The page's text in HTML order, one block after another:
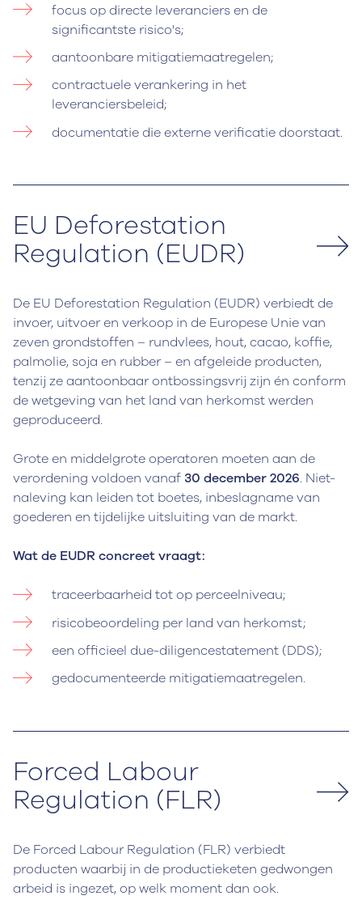
focus op directe leveranciers en de
significantste risico's;
aantoonbare mitigatiemaatregelen;
contractuele verankering in het
leveranciersbeleid;
documentatie die externe verificatie doorstaat.
EU Deforestation
Regulation (EUDR)
De EU Deforestation Regulation (EUDR) verbiedt de
invoer, uitvoer en verkoop in de Europese Unie van
zeven grondstoffen – rundvlees, hout, cacao, koffie,
palmolie, soja en rubber – en afgeleide producten,
tenzij ze aantoonbaar ontbossingsvrij zijn én conform
de wetgeving van het land van herkomst werden
geproduceerd.
Grote en middelgrote operatoren moeten aan de
verordening voldoen vanaf 30 december 2026. Niet-
naleving kan leiden tot boetes, inbeslagname van
goederen en tijdelijke uitsluiting van de markt.
Wat de EUDR concreet vraagt:
traceerbaarheid tot op perceelniveau;
risicobeoordeling per land van herkomst;
een officieel due-diligencestatement (DDS);
gedocumenteerde mitigatiemaatregelen.
Forced Labour
Regulation (FLR)
De Forced Labour Regulation (FLR) verbiedt
producten waarbij in de productieketen gedwongen
arbeid is ingezet, op welk moment dan ook.